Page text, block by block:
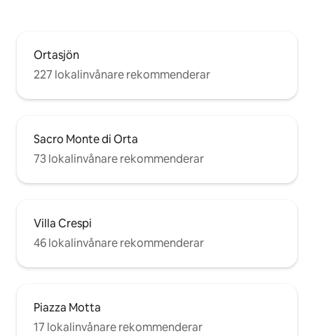
Ortasjön
227 lokalinvånare rekommenderar
Sacro Monte di Orta
73 lokalinvånare rekommenderar
Villa Crespi
46 lokalinvånare rekommenderar
Piazza Motta
17 lokalinvånare rekommenderar